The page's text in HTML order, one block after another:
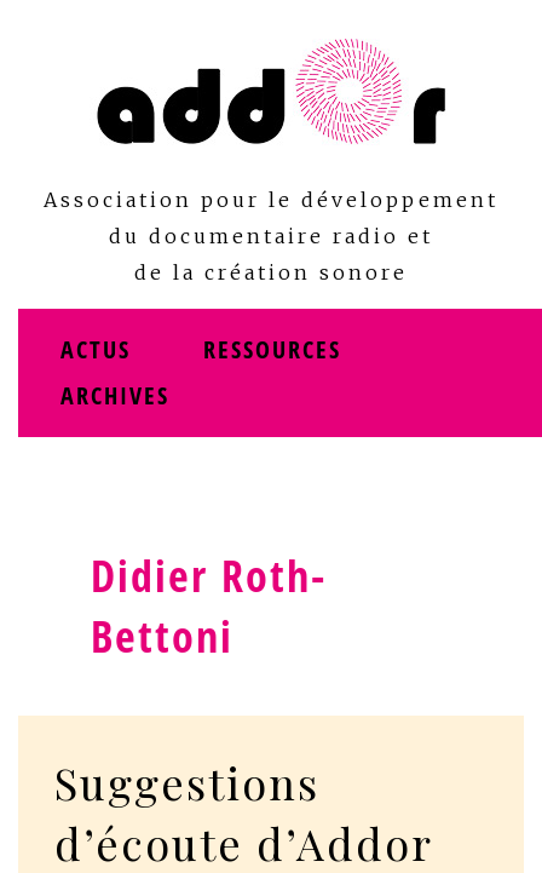
Association pour le développement
du documentaire radio et
de la création sonore
ACTUS
RESSOURCES
ARCHIVES
Didier Roth-
Bettoni
Suggestions
d’écoute d’Addor